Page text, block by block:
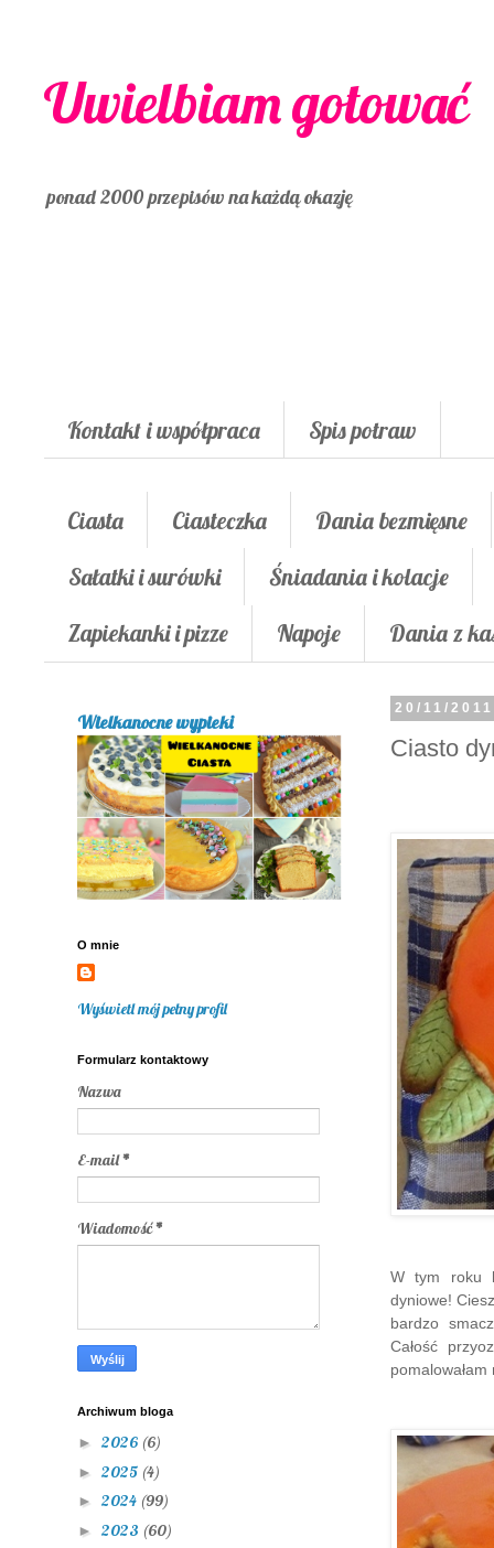
Uwielbiam gotować
ponad 2000 przepisów na każdą okazję
Kontakt i współpraca Spis potraw
Ciasta Ciasteczka
Dania bezmięsne
Sałatki i surówki
Śniadania i kolacje
Zapiekanki i pizze
Napoje Dania z
20/11/2011
Ciasto
W tym roku
dyniowe!
bardzo
Całość
Wielkanocne wypieki
O mnie
Wyświetl mój pełny profil
Formularz kontaktowy
Nazwa
E-mail*
Wiadomość*
Archiwum bloga
► 2026 (6)
► 2025 (4)
► 2024 (99)
► 2023 (60)